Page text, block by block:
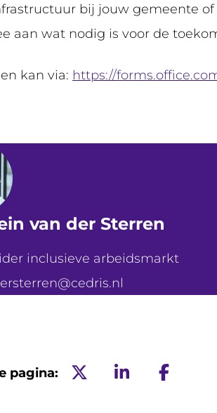
bij jouw gemeente
aan wat nodig is voor de
kan via: https://
van der Sterren
inclusieve arbeidsmarkt
pagina: